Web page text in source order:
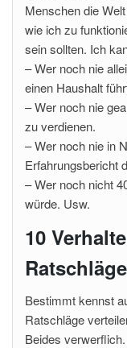
Menschen die
wie ich zu
sein sollten. Ich
– Wer noch nie
einen Haushalt
– Wer noch nie
zu verdienen.
– Wer noch nie in
Erfahrungsbericht
– Wer noch nicht
würde. Usw.
10
Bestimmt kennst
Ratschläge
Beides